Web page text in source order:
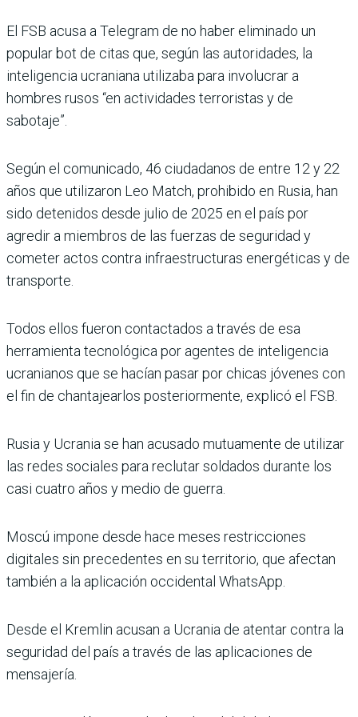
El FSB acusa a Telegram de no haber eliminado un
popular bot de citas que, según las autoridades, la
inteligencia ucraniana utilizaba para involucrar a
hombres rusos “en actividades terroristas y de
sabotaje”.
Según el comunicado, 46 ciudadanos de entre 12 y 22
años que utilizaron Leo Match, prohibido en Rusia, han
sido detenidos desde julio de 2025 en el país por
agredir a miembros de las fuerzas de seguridad y
cometer actos contra infraestructuras energéticas y de
transporte.
Todos ellos fueron contactados a través de esa
herramienta tecnológica por agentes de inteligencia
ucranianos que se hacían pasar por chicas jóvenes con
el fin de chantajearlos posteriormente, explicó el FSB.
Rusia y Ucrania se han acusado mutuamente de utilizar
las redes sociales para reclutar soldados durante los
casi cuatro años y medio de guerra.
Moscú impone desde hace meses restricciones
digitales sin precedentes en su territorio, que afectan
también a la aplicación occidental WhatsApp.
Desde el Kremlin acusan a Ucrania de atentar contra la
seguridad del país a través de las aplicaciones de
mensajería.